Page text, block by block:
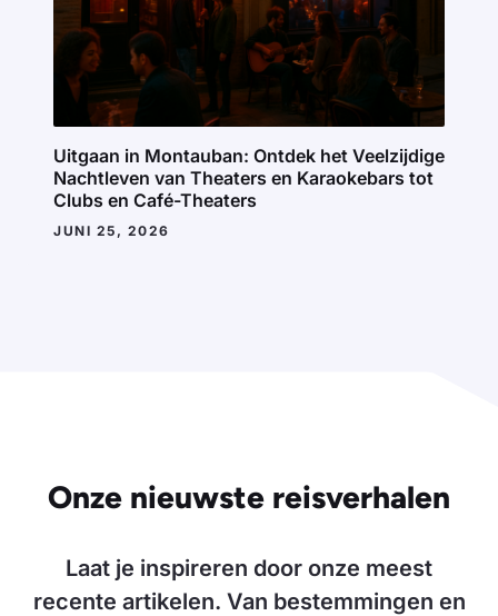
Uitgaan in Montauban: Ontdek het Veelzijdige
Nachtleven van Theaters en Karaokebars tot
Clubs en Café-Theaters
JUNI 25, 2026
Onze nieuwste reisverhalen
Laat je inspireren door onze meest
recente artikelen. Van bestemmingen en